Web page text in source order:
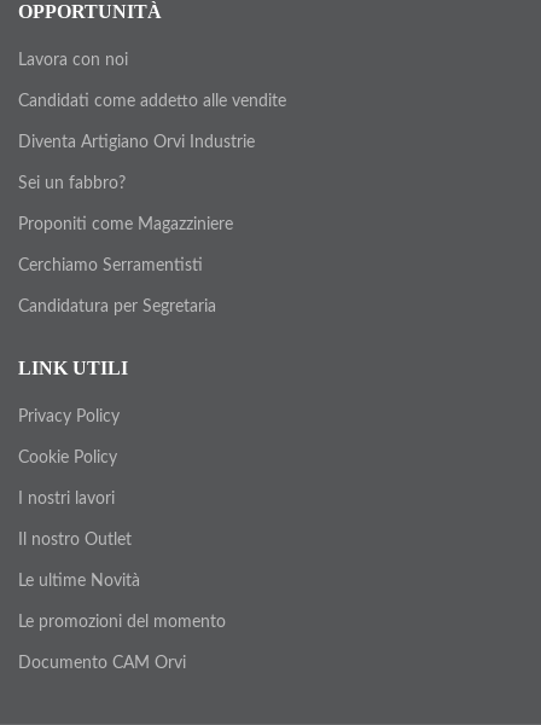
OPPORTUNITÀ
Lavora con noi
Candidati come addetto alle vendite
Diventa Artigiano Orvi Industrie
Sei un fabbro?
Proponiti come Magazziniere
Cerchiamo Serramentisti
Candidatura per Segretaria
LINK UTILI
Privacy Policy
Cookie Policy
I nostri lavori
Il nostro Outlet
Le ultime Novità
Le promozioni del momento
Documento CAM Orvi